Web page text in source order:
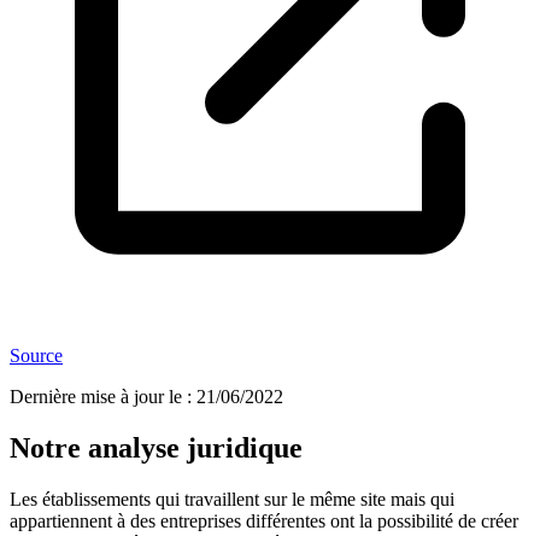
Source
Dernière mise à jour le : 21/06/2022
Notre analyse juridique
Les établissements qui travaillent sur le même site mais qui
appartiennent à des entreprises différentes ont la possibilité de créer